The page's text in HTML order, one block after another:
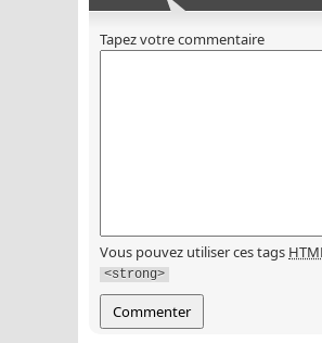
Tapez votre commentaire
Vous pouvez utiliser ces tags
<strong>